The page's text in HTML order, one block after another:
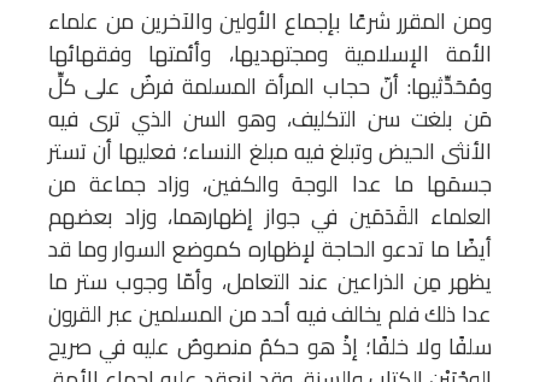
ومن المقرر شرعًا بإجماع الأولين والآخرين من علماء
الأمة الإسلامية ومجتهديها، وأئمتها وفقهائها
ومُحَدِّثيها: أنّ حجاب المرأة المسلمة فرضٌ على كلِّ
مَن بلغت سن التكليف، وهو السن الذي ترى فيه
الأنثى الحيض وتبلغ فيه مبلغ النساء؛ فعليها أن تستر
جسمَها ما عدا الوجهَ والكفين، وزاد جماعة من
العلماء القَدَمَين في جواز إظهارهما، وزاد بعضهم
أيضًا ما تدعو الحاجة لإظهاره كموضع السوار وما قد
يظهر مِن الذراعين عند التعامل، وأمّا وجوب ستر ما
عدا ذلك فلم يخالف فيه أحد من المسلمين عبر القرون
سلفًا ولا خلفًا؛ إذْ هو حكمٌ منصوصٌ عليه في صريح